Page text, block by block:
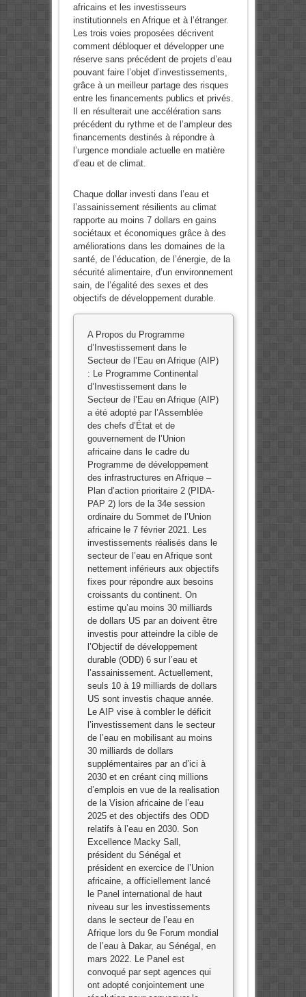
africains et les investisseurs
institutionnels en Afrique et à l’étranger.
Les trois voies proposées décrivent
comment débloquer et développer une
réserve sans précédent de projets d’eau
pouvant faire l’objet d’investissements,
grâce à un meilleur partage des risques
entre les financements publics et privés.
Il en résulterait une accélération sans
précédent du rythme et de l’ampleur des
financements destinés à répondre à
l’urgence mondiale actuelle en matière
d’eau et de climat.
Chaque dollar investi dans l’eau et
l’assainissement résilients au climat
rapporte au moins 7 dollars en gains
sociétaux et économiques grâce à des
améliorations dans les domaines de la
santé, de l’éducation, de l’énergie, de la
sécurité alimentaire, d’un environnement
sain, de l’égalité des sexes et des
objectifs de développement durable.
A Propos du Programme
d’Investissement dans le
Secteur de l’Eau en Afrique (AIP)
: Le Programme Continental
d’Investissement dans le
Secteur de l’Eau en Afrique (AIP)
a été adopté par l’Assemblée
des chefs d’État et de
gouvernement de l’Union
africaine dans le cadre du
Programme de développement
des infrastructures en Afrique –
Plan d’action prioritaire 2 (PIDA-
PAP 2) lors de la 34e session
ordinaire du Sommet de l’Union
africaine le 7 février 2021. Les
investissements réalisés dans le
secteur de l’eau en Afrique sont
nettement inférieurs aux objectifs
fixes pour répondre aux besoins
croissants du continent. On
estime qu’au moins 30 milliards
de dollars US par an doivent être
investis pour atteindre la cible de
l’Objectif de développement
durable (ODD) 6 sur l’eau et
l’assainissement. Actuellement,
seuls 10 à 19 milliards de dollars
US sont investis chaque année.
Le AIP vise à combler le déficit
l’investissement dans le secteur
de l’eau en mobilisant au moins
30 milliards de dollars
supplémentaires par an d’ici à
2030 et en créant cinq millions
d’emplois en vue de la realisation
de la Vision africaine de l’eau
2025 et des objectifs des ODD
relatifs à l’eau en 2030. Son
Excellence Macky Sall,
président du Sénégal et
président en exercice de l’Union
africaine, a officiellement lancé
le Panel international de haut
niveau sur les investissements
dans le secteur de l’eau en
Afrique lors du 9e Forum mondial
de l’eau à Dakar, au Sénégal, en
mars 2022. Le Panel est
convoqué par sept agences qui
ont adopté conjointement une